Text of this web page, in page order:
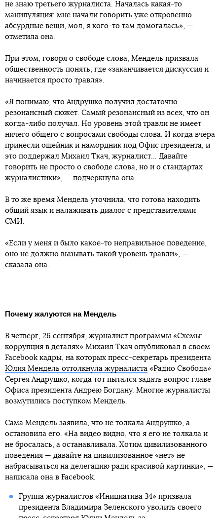
не знаю третьего журналиста. Началась какая-то
манипуляция: мне начали говорить уже откровенно
абсурдные вещи, мол, я кого-то там домогалась», —
отметила она.
При этом, говоря о свободе слова, Мендель призвала
общественность понять, где «заканчивается дискуссия и
начинается просто травля».
«Я понимаю, что Андрушко получил достаточно
резонансный сюжет. Самый резонансный из всех, что он
когда-либо получал. Но уровень этой травли не имеет
ничего общего с вопросами свободы слова. И когда вчера
принесли ошейник и намордник под Офис президента, и
это поддержал Михаил Ткач, журналист... Давайте
говорить не просто о свободе слова, но и о стандартах
журналистики», — подчеркнула она.
В то же время Мендель уточнила, что готова находить
общий язык и налаживать диалог с представителями
СМИ.
«Если у меня и было какое-то неправильное поведение,
оно не должно вызывать такой уровень травли», —
сказала она.
Почему жалуются на Мендель
В четверг, 26 сентября, журналист программы «Схемы:
коррупция в деталях» Михаил Ткач опубликовал в своем
Facebook кадры, на которых пресс-секретарь президента
Юлия Мендель оттолкнула журналиста «Радио Свобода»
Сергея Андрушко, когда тот пытался задать вопрос главе
Офиса президента Андрею Богдану. Многие журналисты
возмутились поступком Мендель.
Сама Мендель заявила, что не толкала Андрушко, а
остановила его. «На видео видно, что я его не толкала и
не бросалась, а останавливала. Хотим цивилизованного
поведения — давайте на цивилизованное «нет» не
набрасываться на делегацию ради красивой картинки», —
написала она в Facebook.
Группа журналистов «Инициатива 34» призвала
президента Владимира Зеленского уволить своего